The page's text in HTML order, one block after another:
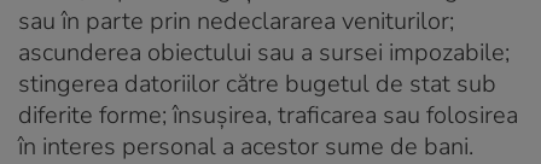
sau în parte prin nedeclararea veniturilor;
ascunderea obiectului sau a sursei impozabile;
stingerea datoriilor către bugetul de stat sub
diferite forme; însușirea, traficarea sau folosirea
în interes personal a acestor sume de bani.